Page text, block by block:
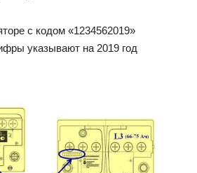
с кодом «1234562019»
указывают на 2019 год